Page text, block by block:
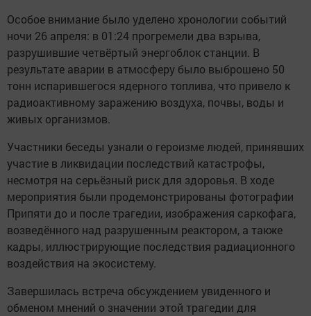
Особое внимание было уделено хронологии событий
ночи 26 апреля: в 01:24 прогремели два взрыва,
разрушившие четвёртый энергоблок станции. В
результате аварии в атмосферу было выброшено 50
тонн испарившегося ядерного топлива, что привело к
радиоактивному заражению воздуха, почвы, воды и
живых организмов.
Участники беседы узнали о героизме людей, принявших
участие в ликвидации последствий катастрофы,
несмотря на серьёзный риск для здоровья. В ходе
мероприятия были продемонстрированы фотографии
Припяти до и после трагедии, изображения саркофага,
возведённого над разрушенным реактором, а также
кадры, иллюстрирующие последствия радиационного
воздействия на экосистему.
Завершилась встреча обсуждением увиденного и
обменом мнений о значении этой трагедии для